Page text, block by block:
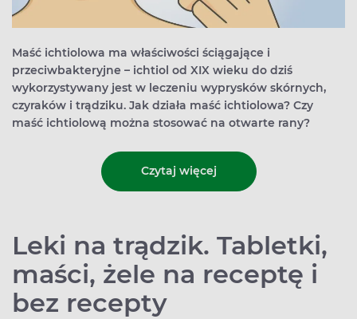
Maść ichtiolowa ma właściwości ściągające i
przeciwbakteryjne – ichtiol od XIX wieku do dziś
wykorzystywany jest w leczeniu wyprysków skórnych,
czyraków i trądziku. Jak działa maść ichtiolowa? Czy
maść ichtiolową można stosować na otwarte rany?
Czytaj więcej
Leki na trądzik. Tabletki,
maści, żele na receptę i
bez recepty